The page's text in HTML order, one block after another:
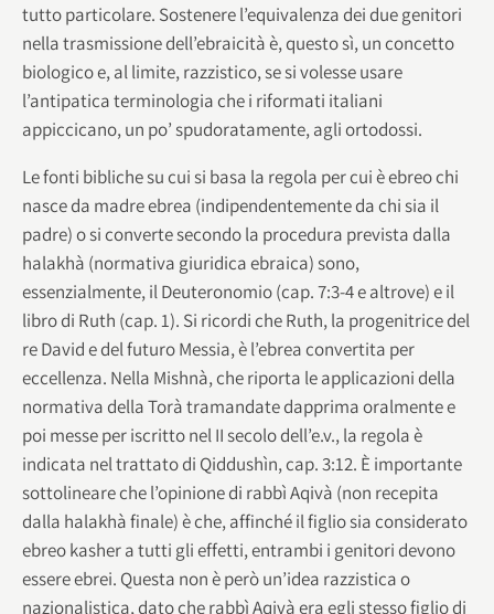
tutto particolare. Sostenere l’equivalenza dei due genitori
nella trasmissione dell’ebraicità è, questo sì, un concetto
biologico e, al limite, razzistico, se si volesse usare
l’antipatica terminologia che i riformati italiani
appiccicano, un po’ spudoratamente, agli ortodossi.
Le fonti bibliche su cui si basa la regola per cui è ebreo chi
nasce da madre ebrea (indipendentemente da chi sia il
padre) o si converte secondo la procedura prevista dalla
halakhà (normativa giuridica ebraica) sono,
essenzialmente, il Deuteronomio (cap. 7:3-4 e altrove) e il
libro di Ruth (cap. 1). Si ricordi che Ruth, la progenitrice del
re David e del futuro Messia, è l’ebrea convertita per
eccellenza. Nella Mishnà, che riporta le applicazioni della
normativa della Torà tramandate dapprima oralmente e
poi messe per iscritto nel II secolo dell’e.v., la regola è
indicata nel trattato di Qiddushìn, cap. 3:12. È importante
sottolineare che l’opinione di rabbì Aqivà (non recepita
dalla halakhà finale) è che, affinché il figlio sia considerato
ebreo kasher a tutti gli effetti, entrambi i genitori devono
essere ebrei. Questa non è però un’idea razzistica o
nazionalistica, dato che rabbì Aqivà era egli stesso figlio di